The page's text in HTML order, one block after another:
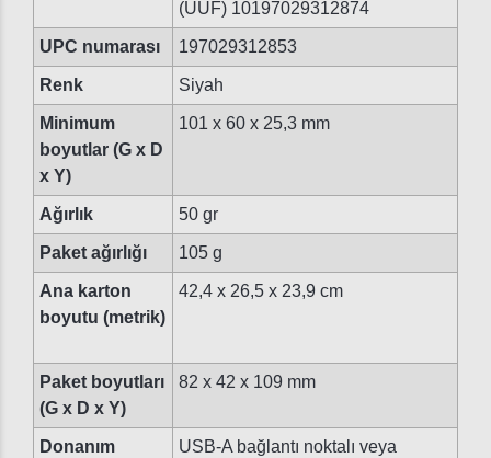
(UUF) 10197029312874
UPC numarası 197029312853
Renk Siyah
Minimum
boyutlar (G x D
x Y)
101 x 60 x 25,3 mm
Ağırlık 50 gr
Paket ağırlığı 105 g
Ana karton
boyutu (metrik)
42,4 x 26,5 x 23,9 cm
Paket boyutları
(G x D x Y)
82 x 42 x 109 mm
Donanım
USB-A bağlantı noktalı veya